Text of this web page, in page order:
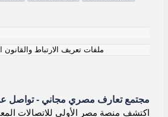
ملفات تعريف الارتباط والقانون
مجتمع تعارف مصري مجاني - تواصل